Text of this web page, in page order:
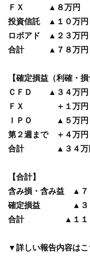
ＦＸ ▲８万円
投資信託 ▲１０万円
ロボアド ▲２３万円
合計 ▲７８万円
【確定損益（利確・損
ＣＦＤ ▲３４万円
ＦＸ ＋１万円
ＩＰＯ ▲５万円
第２週まで ＋４万円
合計 ▲３４万
【合計】
含み損・含み益 ▲７
確定損益 ▲３４
合計 ▲１１２万
▼詳しい報告内容はこ